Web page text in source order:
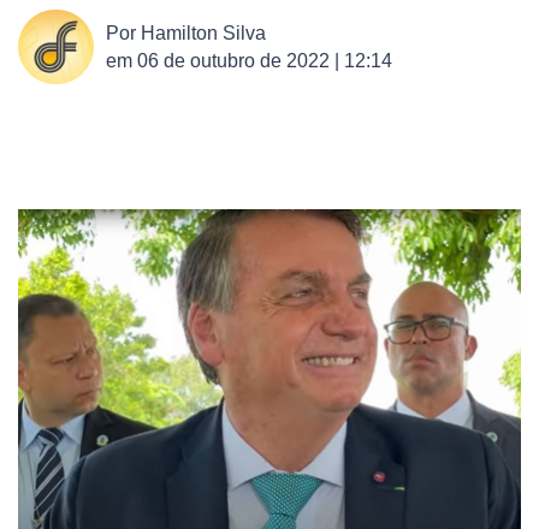
Por Hamilton Silva
em 06 de outubro de 2022 | 12:14